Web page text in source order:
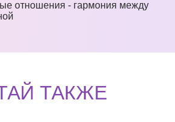
ТАКЖЕ